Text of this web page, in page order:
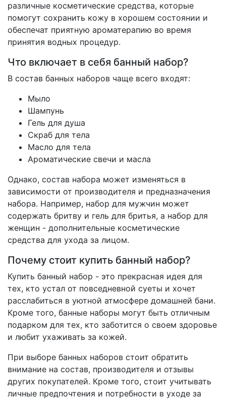
различные косметические средства, которые
помогут сохранить кожу в хорошем состоянии и
обеспечат приятную ароматерапию во время
принятия водных процедур.
Что включает в себя банный набор?
В состав банных наборов чаще всего входят:
Мыло
Шампунь
Гель для душа
Скраб для тела
Масло для тела
Ароматические свечи и масла
Однако, состав набора может изменяться в
зависимости от производителя и предназначения
набора. Например, набор для мужчин может
содержать бритву и гель для бритья, а набор для
женщин - дополнительные косметические
средства для ухода за лицом.
Почему стоит купить банный набор?
Купить банный набор - это прекрасная идея для
тех, кто устал от повседневной суеты и хочет
расслабиться в уютной атмосфере домашней бани.
Кроме того, банные наборы могут быть отличным
подарком для тех, кто заботится о своем здоровье
и любит ухаживать за кожей.
При выборе банных наборов стоит обратить
внимание на состав, производителя и отзывы
других покупателей. Кроме того, стоит учитывать
личные предпочтения и потребности в уходе за